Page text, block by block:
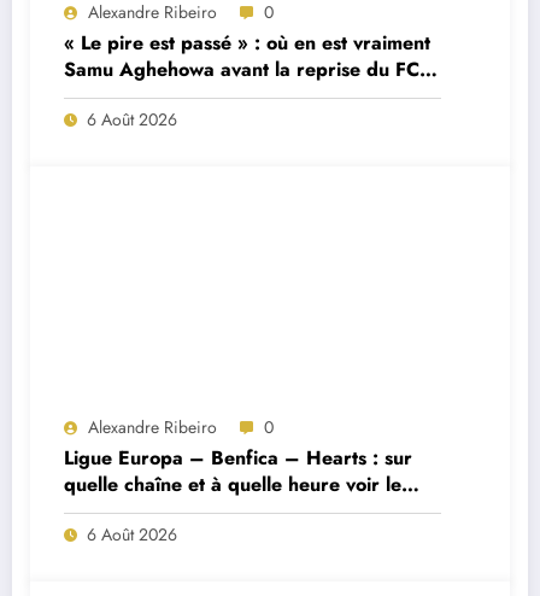
Alexandre Ribeiro 0
« Le pire est passé » : où en est vraiment
Samu Aghehowa avant la reprise du FC
Porto ?
6 Août 2026
Alexandre Ribeiro 0
Ligue Europa – Benfica – Hearts : sur
quelle chaîne et à quelle heure voir le
match ?
6 Août 2026